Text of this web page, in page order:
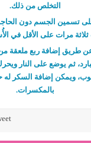
التخلص من ذلك.
تسمين الجسم دون الحاجة
مرات على الأقل في
عن طريق إضافة ربع
ثم يوضع على النار
ويمكن إضافة السكر
بالمكسرات.